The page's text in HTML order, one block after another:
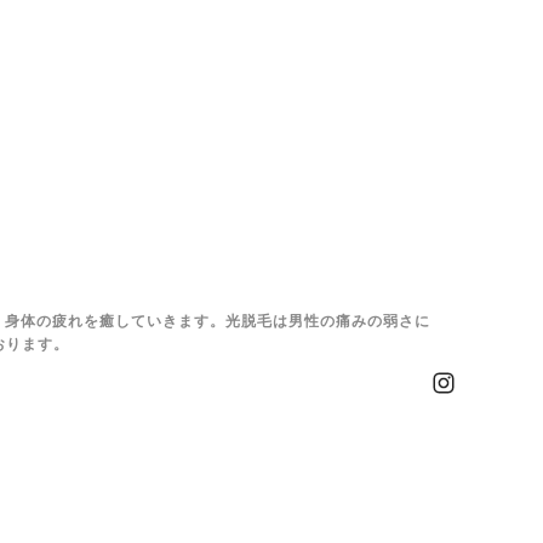
体の疲れを癒していきます。光脱毛は男性の痛みの弱さに
ます。